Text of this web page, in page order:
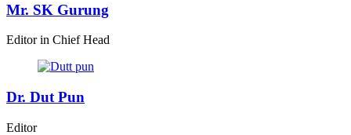
Mr. SK Gurung
Editor in Chief Head
Dr. Dut Pun
Editor